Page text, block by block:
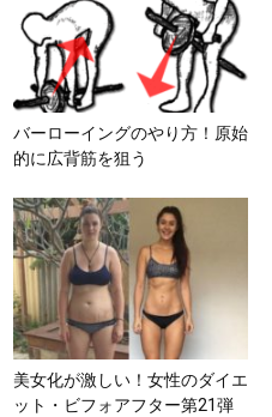
バーローイングのやり方！原始
的に広背筋を狙う
美女化が激しい！女性のダイエ
ット・ビフォアフター第21弾